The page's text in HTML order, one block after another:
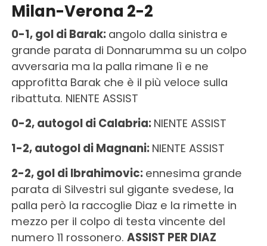
Milan-Verona 2-2
0-1, gol di Barak: angolo dalla sinistra e
grande parata di Donnarumma su un colpo
avversaria ma la palla rimane lì e ne
approfitta Barak che è il più veloce sulla
ribattuta. NIENTE ASSIST
0-2, autogol di Calabria: NIENTE ASSIST
1-2, autogol di Magnani: NIENTE ASSIST
2-2, gol di Ibrahimovic: ennesima grande
parata di Silvestri sul gigante svedese, la
palla però la raccoglie Diaz e la rimette in
mezzo per il colpo di testa vincente del
numero 11 rossonero. ASSIST PER DIAZ